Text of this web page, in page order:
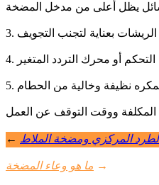
← المركزي ومضخة الملاط
ما هو وعاء المضخة →